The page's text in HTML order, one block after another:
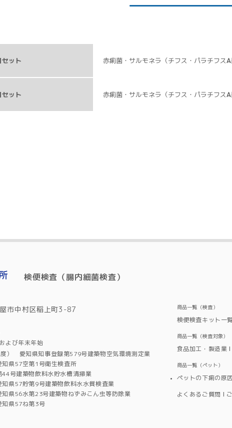
ット 赤痢菌・サルモネラ（チフス・パラチフス
セット 赤痢菌・サルモネラ（チフス・パラチフス
検便検査（腸内細菌検査）
市中村区稲上町3-87
よび年末年始
） 愛知県知事登録第579号建築物空気環境測定業
知県57空第1号衛生検査所
号建築物飲料水貯水槽清掃業
知県57貯第9号建築物飲料水水質検査業
知県56水第23号建築物ねずみこん虫等防除業
知県57ね第3号
商品一覧（検査）
検便検査キット一
商品一覧（検査対象）
食品加工・製造業
商品一覧（ペット）
ペットの下痢の原
よくあるご質問